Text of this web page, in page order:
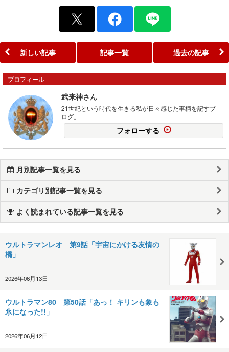
新しい記事 記事一覧 過去の記事
プロフィール
武来神さん
21世紀という時代を生きる私が日々感じた事柄を記すブ
ログ。
フォローする
月別記事一覧を見る
カテゴリ別記事一覧を見る
よく読まれている記事一覧を見る
ウルトラマンレオ 第9話「宇宙にかける友情の
橋」
2026年06月13日
ウルトラマン80 第50話「あっ！ キリンも象も
氷になった!!」
2026年06月12日